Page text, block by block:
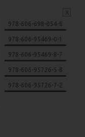
978-606-698-054-8
978-606-95469-0-1
978-606-95469-8-7
978-606-95726-5-8
978-606-95726-7-2